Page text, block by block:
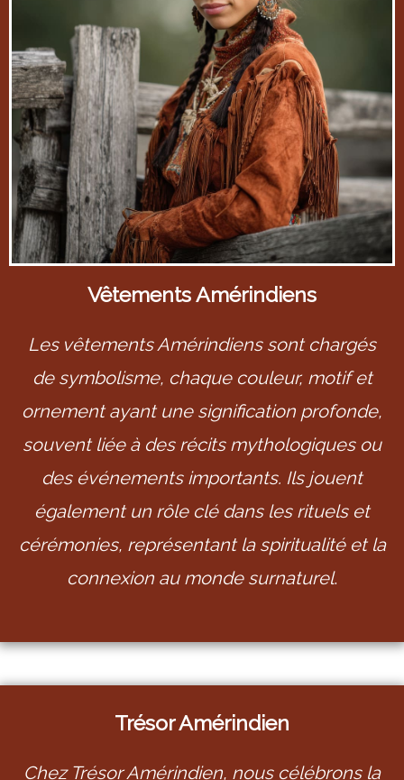
Vêtements Amérindiens
Les vêtements Amérindiens sont chargés
de symbolisme, chaque couleur, motif et
ornement ayant une signification profonde,
souvent liée à des récits mythologiques ou
des événements importants. Ils jouent
également un rôle clé dans les rituels et
cérémonies, représentant la spiritualité et la
connexion au monde surnaturel.
Trésor Amérindien
Chez Trésor Amérindien, nous célébrons la